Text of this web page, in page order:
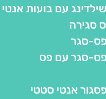
עם בועות אנטי
סגר
סגר עם פס
אנטי סטטי